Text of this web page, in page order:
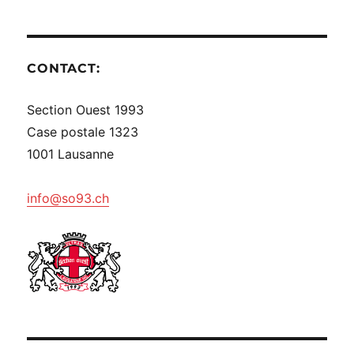
CONTACT:
Section Ouest 1993
Case postale 1323
1001 Lausanne
info@so93.ch